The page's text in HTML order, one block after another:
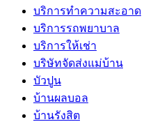
บริการทำความสะอาด
บริการรถพยาบาล
บริการให้เช่า
บริษัทจัดส่งแม่บ้าน
บัวปูน
บ้านผลบอล
บ้านรังสิต